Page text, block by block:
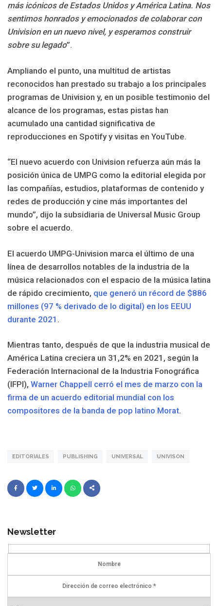
más icónicos de Estados Unidos y América Latina. Nos
sentimos honrados y emocionados de colaborar con
Univision en un nuevo nivel, y esperamos construir
sobre su legado”.
Ampliando el punto, una multitud de artistas
reconocidos han prestado su trabajo a los principales
programas de Univision y, en un posible testimonio del
alcance de los programas, estas pistas han
acumulado una cantidad significativa de
reproducciones en Spotify y visitas en YouTube.
“El nuevo acuerdo con Univision refuerza aún más la
posición única de UMPG como la editorial elegida por
las compañías, estudios, plataformas de contenido y
redes de producción y cine más importantes del
mundo”, dijo la subsidiaria de Universal Music Group
sobre el acuerdo.
El acuerdo UMPG-Univision marca el último de una
línea de desarrollos notables de la industria de la
música relacionados con el espacio de la música latina
de rápido crecimiento, que generó un récord de $886
millones (97 % derivado de lo digital) en los EEUU
durante 2021 .
Mientras tanto, después de que la industria musical de
América Latina creciera un 31,2% en 2021, según la
Federación Internacional de la Industria Fonográfica
(IFPI), Warner Chappell cerró el mes de marzo con la
firma de un acuerdo editorial mundial con los
compositores de la banda de pop latino Morat.
EDITORIALES PUBLISHING UNIVERSAL UNIVISON
Newsletter